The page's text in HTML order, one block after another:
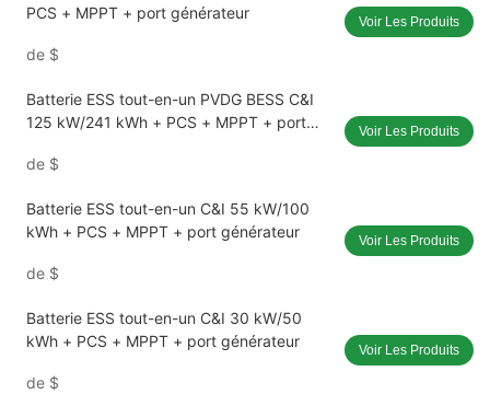
PCS + MPPT + port générateur
de $
Voir Les Produits
Batterie ESS tout-en-un PVDG BESS C&I
125 kW/241 kWh + PCS + MPPT + port
de $
Voir Les Produits
Batterie ESS tout-en-un C&I 55 kW/100
kWh + PCS + MPPT + port générateur
de $
Voir Les Produits
Batterie ESS tout-en-un C&I 30 kW/50
kWh + PCS + MPPT + port générateur
de $
Voir Les Produits